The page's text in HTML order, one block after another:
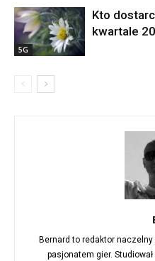
5G
Kto
kwartale
Bernard to redaktor
pasjonatem gier.